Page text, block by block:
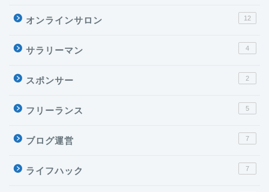
オンラインサロン 12
サラリーマン 4
スポンサー 2
フリーランス 5
ブログ運営 7
ライフハック 7